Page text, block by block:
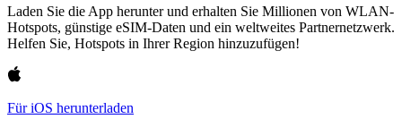
Laden Sie die App herunter und erhalten Sie Millionen von WLAN-
Hotspots, günstige eSIM-Daten und ein weltweites Partnernetzwerk.
Helfen Sie, Hotspots in Ihrer Region hinzuzufügen!
Für iOS herunterladen